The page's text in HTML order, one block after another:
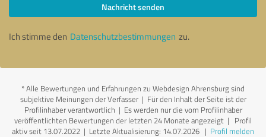
Nachricht senden
Ich stimme den Datenschutzbestimmungen zu.
*Alle Bewertungen und Erfahrungen zu Webdesign Ahrensburg sind
subjektive Meinungen der Verfasser | Für den Inhalt der Seite ist der
Profilinhaber verantwortlich | Es werden nur die vom Profilinhaber
veröffentlichten Bewertungen der letzten 24 Monate angezeigt | Profil
aktiv seit 13.07.2022 | Letzte Aktualisierung: 14.07.2026 | Profil melden